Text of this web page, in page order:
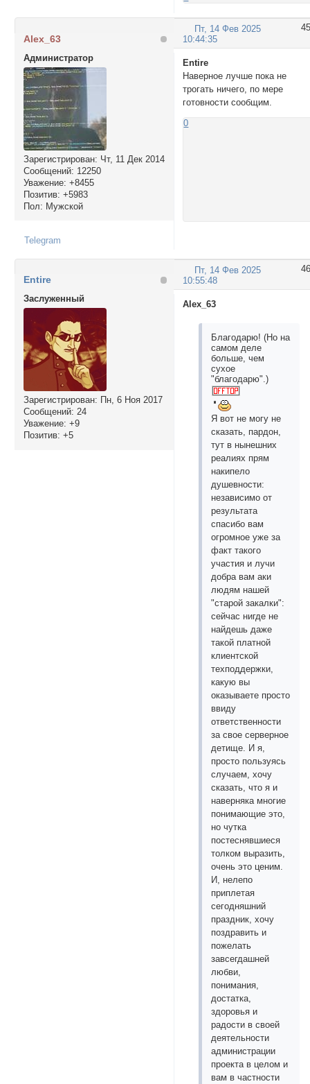
45
Пт, 14 Фев 2025
10:44:35
Alex_63
Администратор
Зарегистрирован: Чт, 11 Дек 2014
Сообщений: 12250
Уважение: +8455
Позитив: +5983
Пол: Мужской
Entire
Наверное лучше пока не
трогать ничего, по мере
готовности сообщим.
0
Telegram
46
Пт, 14 Фев 2025
10:55:48
Entire
Заслуженный
Зарегистрирован: Пн, 6 Ноя 2017
Сообщений: 24
Уважение: +9
Позитив: +5
Alex_63
Благодарю! (Но на
самом деле
больше, чем
сухое
"благодарю".)
Я вот не могу не
сказать, пардон,
тут в нынешних
реалиях прям
накипело
душевности:
независимо от
результата
спасибо вам
огромное уже за
факт такого
участия и лучи
добра вам аки
людям нашей
"старой закалки":
сейчас нигде не
найдешь даже
такой платной
клиентской
техподдержки,
какую вы
оказываете просто
ввиду
ответственности
за свое серверное
детище. И я,
просто пользуясь
случаем, хочу
сказать, что я и
наверняка многие
понимающие это,
но чутка
постеснявшиеся
толком выразить,
очень это ценим.
И, нелепо
приплетая
сегодняшний
праздник, хочу
поздравить и
пожелать
завсегдашней
любви,
понимания,
достатка,
здоровья и
радости в своей
деятельности
администрации
проекта в целом и
вам в частности